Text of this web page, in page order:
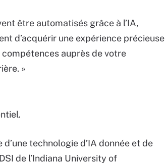
être automatisés grâce à l’IA,
d’acquérir une expérience précieuse
auprès de votre
»
technologie d’IA donnée et de
de l’Indiana University of